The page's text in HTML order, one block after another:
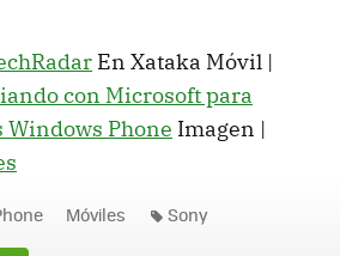
En Xataka Móvil |
con Microsoft para
Phone Imagen |
Móviles Sony